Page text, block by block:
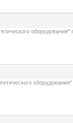
оборудования"
оборудования"